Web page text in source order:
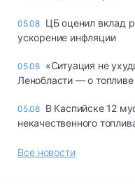
05.08 ЦБ оценил вклад
ускорение инфляции
05.08 «Ситуация не
Ленобласти — о топливе
05.08 В Каспийске 12
некачественного
Все новости